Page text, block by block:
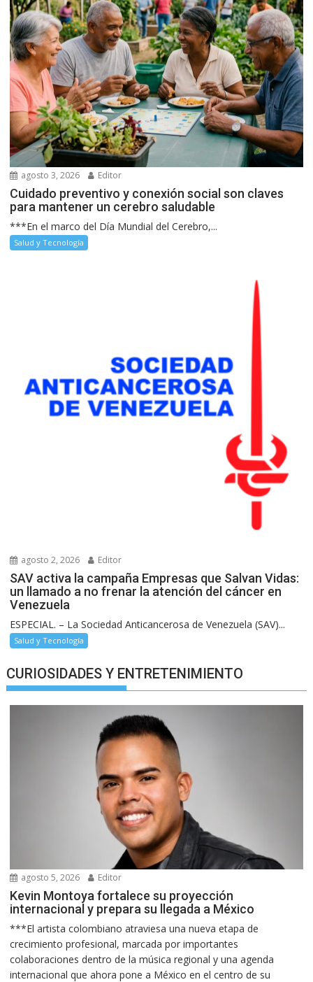
agosto 3, 2026 Editor
Cuidado preventivo y conexión social son claves
para mantener un cerebro saludable
***En el marco del Día Mundial del Cerebro,...
Salud y Tecnología
agosto 2, 2026 Editor
SAV activa la campaña Empresas que Salvan Vidas:
un llamado a no frenar la atención del cáncer en
Venezuela
ESPECIAL. – La Sociedad Anticancerosa de Venezuela (SAV)...
Salud y Tecnología
CURIOSIDADES Y ENTRETENIMIENTO
agosto 5, 2026 Editor
Kevin Montoya fortalece su proyección
internacional y prepara su llegada a México
***El artista colombiano atraviesa una nueva etapa de
crecimiento profesional, marcada por importantes
colaboraciones dentro de la música regional y una agenda
internacional que ahora pone a México en el centro de su